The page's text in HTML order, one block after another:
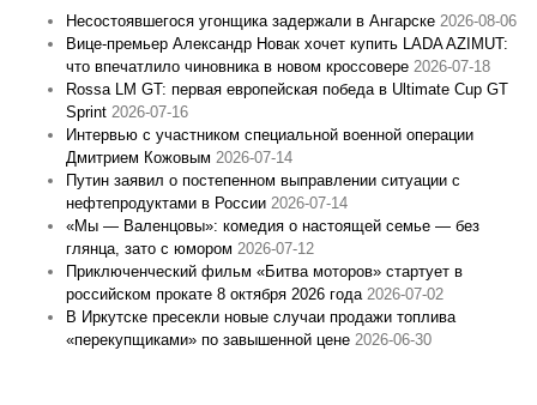
Несостоявшегося угонщика задержали в Ангарске 2026-08-06
Вице‑премьер Александр Новак хочет купить LADA AZIMUT:
что впечатлило чиновника в новом кроссовере 2026-07-18
Rossa LM GT: первая европейская победа в Ultimate Cup GT
Sprint 2026-07-16
Интервью с участником специальной военной операции
Дмитрием Кожовым 2026-07-14
Путин заявил о постепенном выправлении ситуации с
нефтепродуктами в России 2026-07-14
«Мы — Валенцовы»: комедия о настоящей семье — без
глянца, зато с юмором 2026-07-12
Приключенческий фильм «Битва моторов» стартует в
российском прокате 8 октября 2026 года 2026-07-02
В Иркутске пресекли новые случаи продажи топлива
«перекупщиками» по завышенной цене 2026-06-30